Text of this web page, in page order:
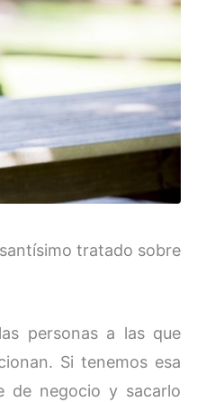
tratado sobre
personas a las que
Si tenemos esa
de negocio y sacarlo